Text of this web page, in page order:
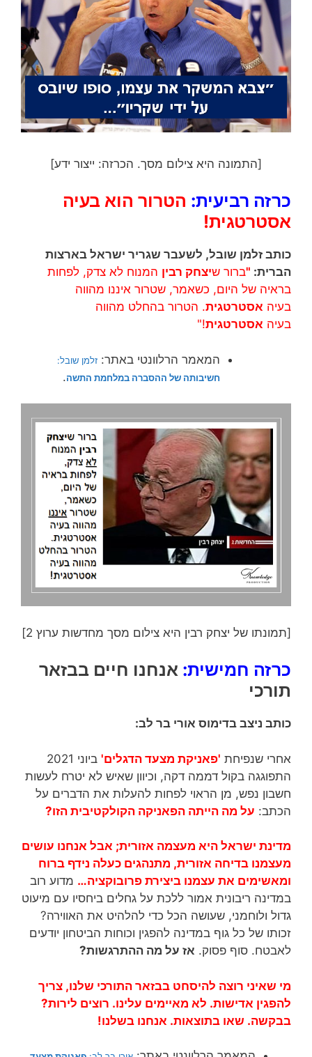
[התמונה היא צילום מסך. הכרזה: ייצור ידע]
כרזה רביעית: הטרור הוא בעיה
אסטרטגית!
כותב זלמן שובל, לשעבר שגריר ישראל בארצות
הברית: "ברור שיצחק רבין המנוח לא צדק, לפחות
בראיה של היום, כשאמר, שטרור איננו מהווה
בעיה אסטרטגית. הטרור בהחלט מהווה
בעיה אסטרטגית!"
המאמר הרלוונטי באתר: זלמן שובל:
חשיבותה של ההסברה במלחמת התשה.
[תמונתו של יצחק רבין היא צילום מסך מחדשות ערוץ 2]
כרזה חמישית: אנחנו חיים בבזאר
תורכי
כותב ניצב בדימוס אורי בר לב:
אחרי שנפיחת 'פאניקת מצעד הדגלים'
ביוני 2021
התפוגגה בקול דממה דקה, וכיוון שאיש לא יטרח לעשות
חשבון נפש, מן הראוי לפחות להעלות את הדברים על
הכתב: על מה הייתה הפאניקה הקולקטיבית הזו?
מדינת ישראל היא מעצמה אזורית; אבל אנחנו עושים
מעצמנו בדיחה אזורית, מתנהגים כעלה נידף ברוח
ומאשימים את עצמנו ביצירת פרובוקציה… מדוע רוב
במדינה ריבונית אמור ללכת על גחלים ביחסיו עם מיעוט
גדול ולוחמני, שעושה הכל כדי להלהיט את האווירה?
זכותו של כל גוף במדינה להפגין וכוחות הביטחון יודעים
לאבטח. סוף פסוק. אז על מה ההתרגשות?
מי שאיני רוצה להיסחט בבזאר התורכי שלנו, צריך
להפגין אדישות. לא מאיימים עלינו. רוצים לירות?
בבקשה. שאו בתוצאות. אנחנו בשלנו!